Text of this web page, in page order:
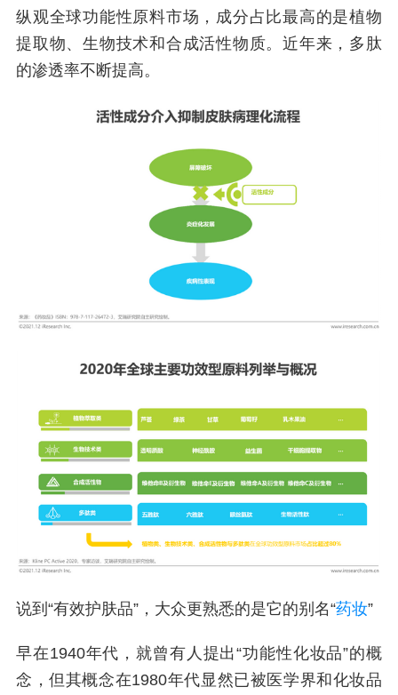
纵观全球功能性原料市场，成分占比最高的是植物
提取物、生物技术和合成活性物质。近年来，多肽
的渗透率不断提高。
说到“有效护肤品”，大众更熟悉的是它的别名“药妆”
早在1940年代，就曾有人提出“功能性化妆品”的概
念，但其概念在1980年代显然已被医学界和化妆品